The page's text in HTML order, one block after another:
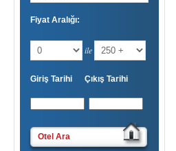
Fiyat Aralığı:
ile
Giriş Tarihi Çıkış Tarihi
Otel Ara